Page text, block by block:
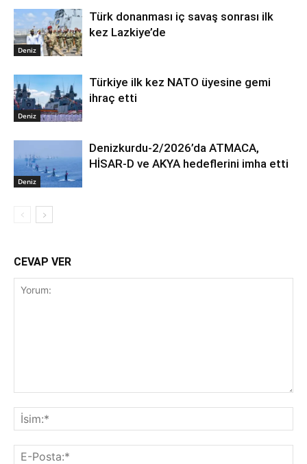
Deniz
Türk donanması iç savaş sonrası ilk
kez Lazkiye’de
Deniz
Türkiye ilk kez NATO üyesine gemi
ihraç etti
Deniz
Denizkurdu-2/2026’da ATMACA,
HİSAR-D ve AKYA hedeflerini imha etti
CEVAP VER